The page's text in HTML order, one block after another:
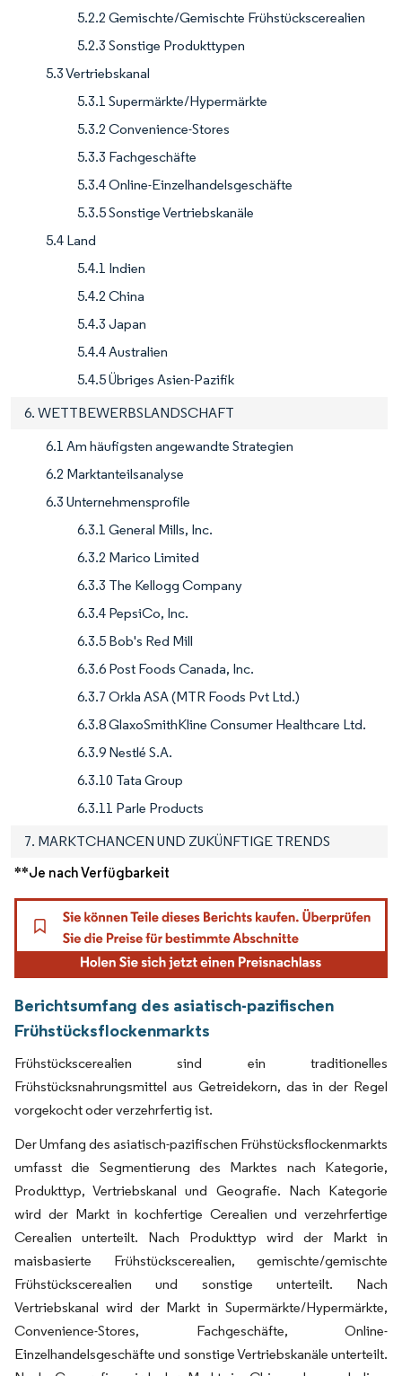
5.2.2 Gemischte/Gemischte Frühstückscerealien
5.2.3 Sonstige Produkttypen
5.3 Vertriebskanal
5.3.1 Supermärkte/Hypermärkte
5.3.2 Convenience-Stores
5.3.3 Fachgeschäfte
5.3.4 Online-Einzelhandelsgeschäfte
5.3.5 Sonstige Vertriebskanäle
5.4 Land
5.4.1 Indien
5.4.2 China
5.4.3 Japan
5.4.4 Australien
5.4.5 Übriges Asien-Pazifik
6. WETTBEWERBSLANDSCHAFT
6.1 Am häufigsten angewandte Strategien
6.2 Marktanteilsanalyse
6.3 Unternehmensprofile
6.3.1 General Mills, Inc.
6.3.2 Marico Limited
6.3.3 The Kellogg Company
6.3.4 PepsiCo, Inc.
6.3.5 Bob's Red Mill
6.3.6 Post Foods Canada, Inc.
6.3.7 Orkla ASA (MTR Foods Pvt Ltd.)
6.3.8 GlaxoSmithKline Consumer Healthcare Ltd.
6.3.9 Nestlé S.A.
6.3.10 Tata Group
6.3.11 Parle Products
7. MARKTCHANCEN UND ZUKÜNFTIGE TRENDS
**Je nach Verfügbarkeit
Berichtsumfang des asiatisch-pazifischen
Frühstücksflockenmarkts
Frühstückscerealien sind ein traditionelles
Frühstücksnahrungsmittel aus Getreidekorn, das in der Regel
vorgekocht oder verzehrfertig ist.
Der Umfang des asiatisch-pazifischen Frühstücksflockenmarkts
umfasst die Segmentierung des Marktes nach Kategorie,
Produkttyp, Vertriebskanal und Geografie. Nach Kategorie
wird der Markt in kochfertige Cerealien und verzehrfertige
Cerealien unterteilt. Nach Produkttyp wird der Markt in
maisbasierte Frühstückscerealien, gemischte/gemischte
Frühstückscerealien und sonstige unterteilt. Nach
Vertriebskanal wird der Markt in Supermärkte/Hypermärkte,
Convenience-Stores, Fachgeschäfte, Online-
Einzelhandelsgeschäfte und sonstige Vertriebskanäle unterteilt.